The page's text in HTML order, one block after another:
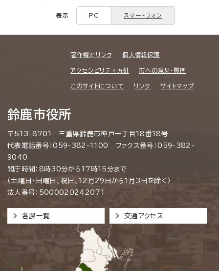
表示 PC スマートフォン
著作権とリンク 個人情報保護
アクセシビリティ方針 市への意見・質問
このサイトについて リンク サイトマップ
鈴鹿市役所
〒513-8701 三重県鈴鹿市神戸一丁目18番18号
代表電話番号：059-382-1100 ファクス番号：059-382-
9040
開庁時間：8時30分から17時15分まで
（土曜日・日曜日、祝日、12月29日から1月3日を除く）
法人番号：5000020242071
各課一覧 交通アクセス